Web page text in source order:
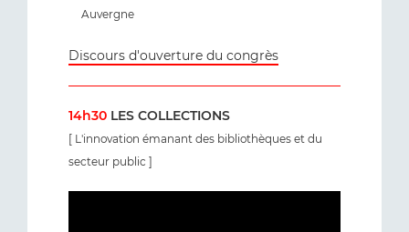
Auvergne
Discours d'ouverture du congrès
14h30 LES COLLECTIONS
[ L'innovation émanant des bibliothèques et du
secteur public ]